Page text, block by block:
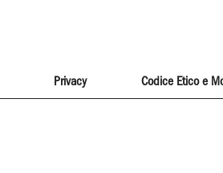
Privacy Codice Etico e